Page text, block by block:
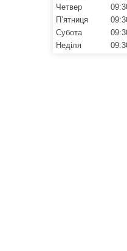
Четвер
Пʼятниця
Субота
Неділя